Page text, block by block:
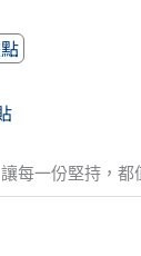
每一份堅持，都